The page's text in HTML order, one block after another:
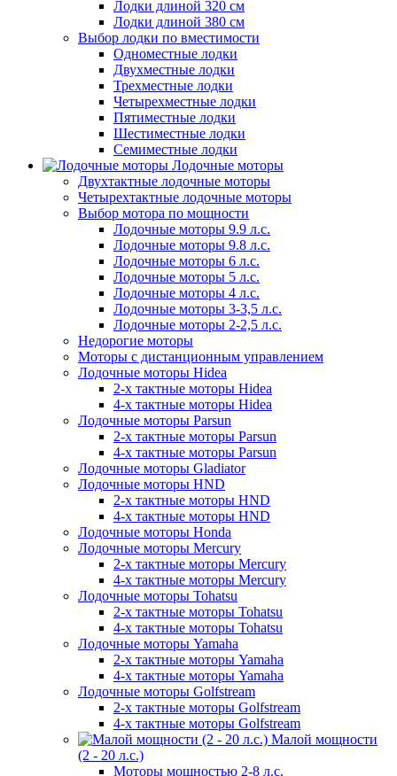
Лодки длиной 320 см
Лодки длиной 380 см
Выбор лодки по вместимости
Одноместные лодки
Двухместные лодки
Трехместные лодки
Четырехместные лодки
Пятиместные лодки
Шестиместные лодки
Семиместные лодки
Лодочные моторы
Двухтактные лодочные моторы
Четырехтактные лодочные моторы
Выбор мотора по мощности
Лодочные моторы 9.9 л.с.
Лодочные моторы 9.8 л.с.
Лодочные моторы 6 л.с.
Лодочные моторы 5 л.с.
Лодочные моторы 4 л.с.
Лодочные моторы 3-3,5 л.с.
Лодочные моторы 2-2,5 л.с.
Недорогие моторы
Моторы с дистанционным управлением
Лодочные моторы Hidea
2-х тактные моторы Hidea
4-х тактные моторы Hidea
Лодочные моторы Parsun
2-х тактные моторы Parsun
4-х тактные моторы Parsun
Лодочные моторы Gladiator
Лодочные моторы HND
2-х тактные моторы HND
4-х тактные моторы HND
Лодочные моторы Honda
Лодочные моторы Mercury
2-х тактные моторы Mercury
4-х тактные моторы Mercury
Лодочные моторы Tohatsu
2-х тактные моторы Tohatsu
4-х тактные моторы Tohatsu
Лодочные моторы Yamaha
2-х тактные моторы Yamaha
4-х тактные моторы Yamaha
Лодочные моторы Golfstream
2-х тактные моторы Golfstream
4-х тактные моторы Golfstream
Малой мощности
(2 - 20 л.с.)
Моторы мощностью 2-8 л.с.